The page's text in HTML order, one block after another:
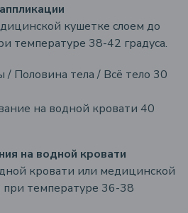
кушетке слоем до
температуре 38-42 градуса.
Половина тела / Всё тело 30
на водной кровати 40
на водной кровати
кровати или медицинской
при температуре 36-38